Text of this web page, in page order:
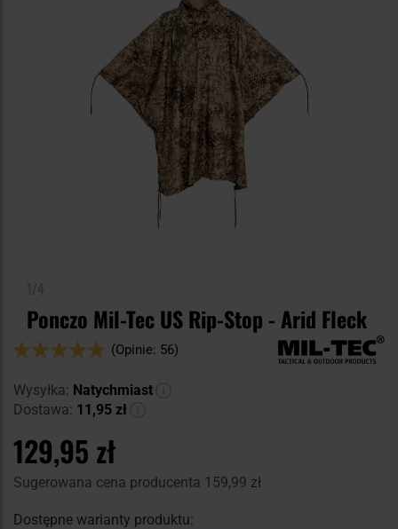
Ponczo Mil-Tec US Rip-Stop - Arid Fleck
Ocena:
(Opinie: 56)
Wysyłka: Natychmiast
Dostawa: 11,95 zł
129,95 zł
Sugerowana cena producenta 159,99 zł
Dostępne warianty produktu: